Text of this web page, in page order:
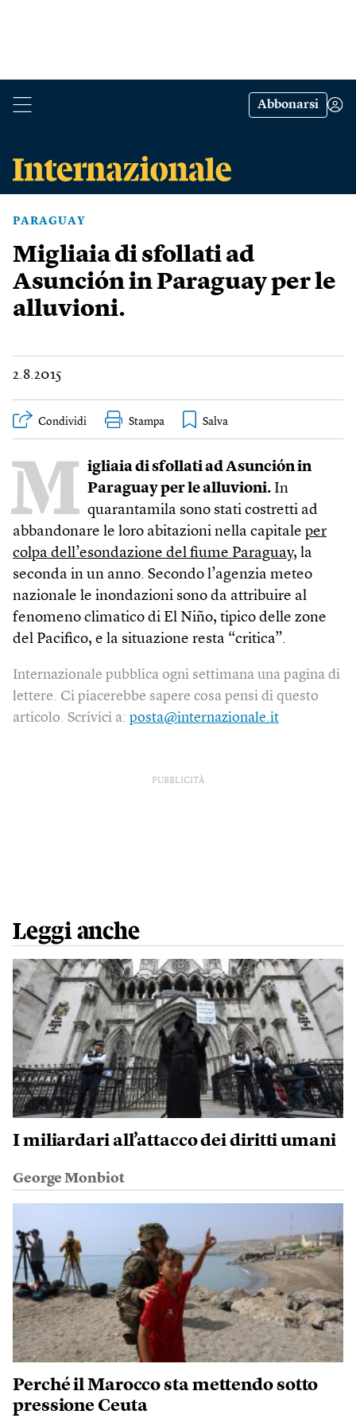
Abbonarsi
PARAGUAY
Migliaia di sfollati ad
Asunción in Paraguay per le
alluvioni.
2.8.2015
Condividi Stampa
M igliaia di sfollati ad Asunción in
Paraguay per le alluvioni. In
quarantamila sono stati costretti ad
abbandonare le loro abitazioni nella capitale per
colpa dell’esondazione del fiume Paraguay, la
seconda in un anno. Secondo l’agenzia meteo
nazionale le inondazioni sono da attribuire al
fenomeno climatico di El Niño, tipico delle zone
del Pacifico, e la situazione resta “critica”.
Internazionale pubblica ogni settimana una pagina di
lettere. Ci piacerebbe sapere cosa pensi di questo
articolo. Scrivici a: posta@internazionale.it
PUBBLICITÀ
Leggi anche
I miliardari all’attacco dei diritti umani
George Monbiot
Perché il Marocco sta mettendo sotto
pressione Ceuta